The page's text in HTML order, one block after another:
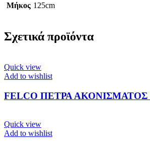
Μήκος 125cm
Σχετικά προϊόντα
Quick view
Add to wishlist
FELCO ΠΕΤΡΑ ΑΚΟΝΙΣΜΑΤΟΣ
Quick view
Add to wishlist